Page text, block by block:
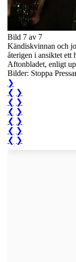
Bild 7 av 7
Kändiskvinnan och
återigen i ansiktet ett
Aftonbladet, enligt
Bilder: Stoppa
❯
❮ ❯
❮ ❯
❮ ❯
❮ ❯
❮ ❯
❮ ❯